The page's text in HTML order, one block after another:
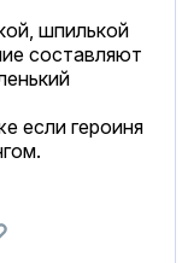
шпилькой
составляют
если героиня